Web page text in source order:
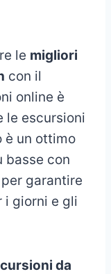
le migliori
con il
online è
le escursioni
è un ottimo
basse con
garantire
i giorni e gli
da